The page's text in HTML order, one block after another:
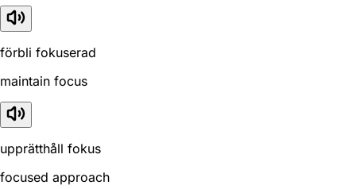
förbli fokuserad
maintain focus
upprätthåll fokus
focused approach